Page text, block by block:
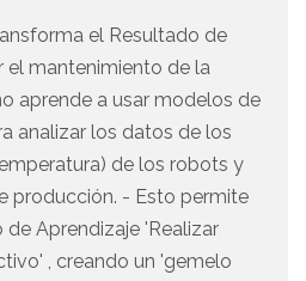
el Resultado de
el mantenimiento de la
aprende a usar modelos de
analizar los datos de los
de los robots y
producción. - Esto permite
Aprendizaje 'Realizar
, creando un 'gemelo